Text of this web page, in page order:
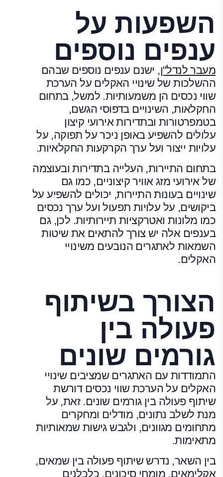
השפעות על
ענפים נוספים
מעבר לנדל"ן, ישנם ענפים נוספים שבהם
ההשלכות של שינויי האקלים על הערכת
שווי נכסים הן משמעותיות. למשל, בתחום
החקלאות, השינויים בדפוסי הגשם,
בטמפרטורות ובתדירות אירועי קיצון
עלולים להשפיע באופן ניכר על תפוקה, על
עלויות ייצור ועל ערך הקרקעות החקלאיות.
בתחום התיירות, העלייה בתדירות ובעוצמה
של אירועי מזג אוויר קיצוניים, כמו גם
שינויים בעונות התיירות, יכולים להשפיע על
ביקושים, על עלויות תפעול ועל ערך נכסים
כמו מלונות ואטרקציות תיירותיות. לכן, גם
בענפים אלה יש צורך להתאים את שיטות
השמאות לאתגרים הנובעים משינויי
האקלים.
הצורך בשיתוף
פעולה בין
גורמים שונים
התמודדות עם האתגרים שמציבים שינויי
האקלים על הערכת שווי נכסים דורשת
שיתוף פעולה בין גורמים שונים. זאת, על
מנת לשלב נתונים, מודלים ומחקרים
מתחומים מגוונים, ולגבש גישות שמאותיות
מתאימות.
בין השאר, נדרש שיתוף פעולה בין שמאים,
אקלימאים, מומחי סיכונים, כלכלנים